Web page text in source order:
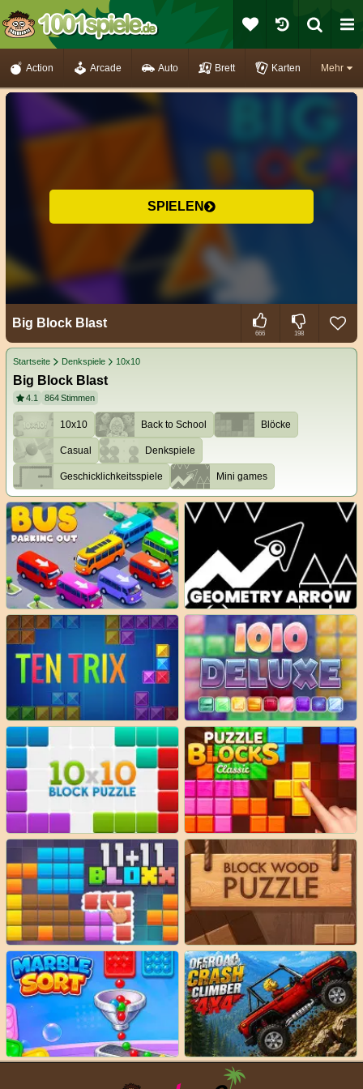
Mehr
Action Arcade Auto Brett Karten
SPIELEN
Big Block Blast
666 198
Startseite Denkspiele 10x10
Big Block Blast
4.1 864Stimmen
10x10 Back to School Blöcke
Casual Denkspiele
Geschicklichkeitsspiele Mini games